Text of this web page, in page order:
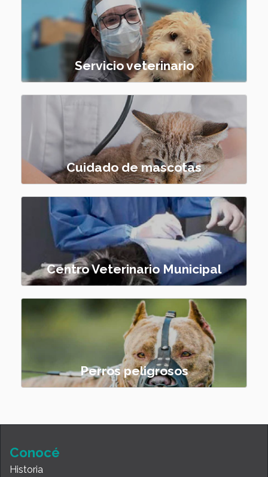
Servicio veterinario
Cuidado de mascotas
Centro Veterinario Municipal
Perros peligrosos
Conocé
Historia